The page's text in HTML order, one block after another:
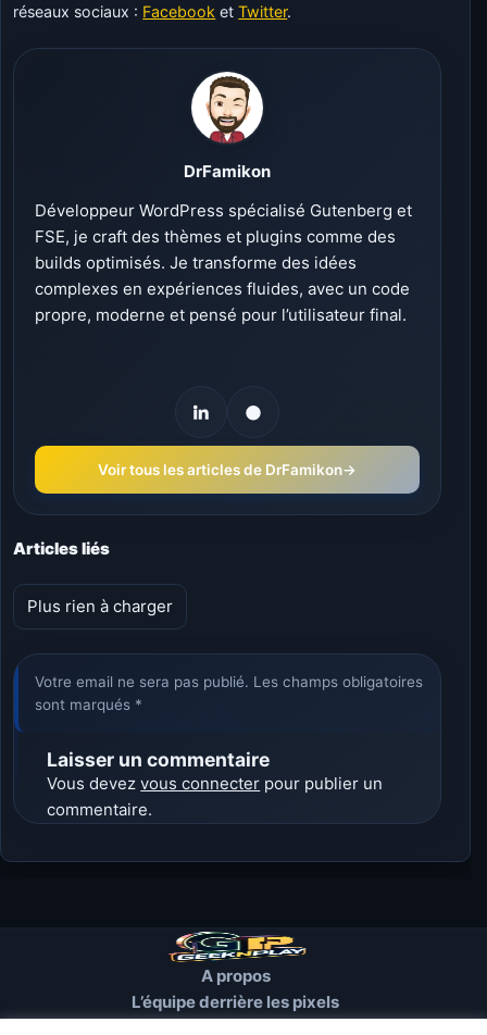
réseaux sociaux : Facebook etTwitter.
DrFamikon
Développeur WordPress spécialisé Gutenberg et
FSE, je craft des thèmes et plugins comme des
builds optimisés. Je transforme des idées
complexes en expériences fluides, avec un code
propre, moderne et pensé pour l’utilisateur final.
Voir tous les articles de DrFamikon→
Articles liés
Plus rien à charger
Votre email ne sera pas publié. Les champs obligatoires
sont marqués *
Laisser un commentaire
Vous devezvous connecter pour publier un
commentaire.
A propos
L’équipe derrière les pixels